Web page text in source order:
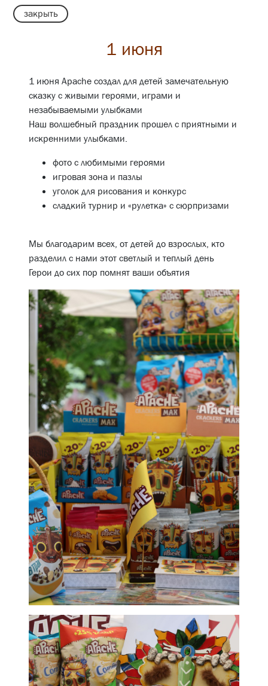
KOGHB Vardavar
1 июня
закрыть
1 июня
1 июня Apache создал для детей замечательную
сказку с живыми героями, играми и
незабываемыми улыбками
Наш волшебный праздник прошел с приятными и
искренними улыбками.
фото с любимыми героями
игровая зона и пазлы
уголок для рисования и конкурс
сладкий турнир и «рулетка» с сюрпризами
Мы благодарим всех, от детей до взрослых, кто
разделил с нами этот светлый и теплый день
Герои до сих пор помнят ваши объятия